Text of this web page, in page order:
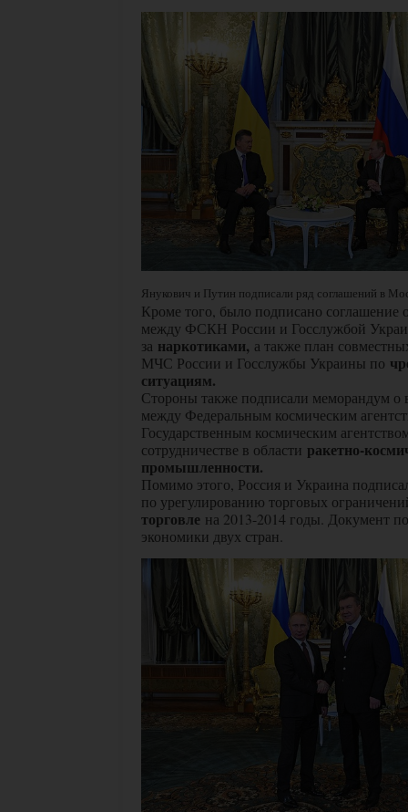
Янукович и Путин подписали ряд соглашений в
Кроме того, было подписано соглашение
между ФСКН России и Госслужбой
за наркотиками, а также план
МЧС России и Госслужбы Украины по
ситуациям.
Стороны также подписали меморандум о
между Федеральным космическим
Государственным космическим
сотрудничестве в области ракетно-
промышленности.
Помимо этого, Россия и Украина
по урегулированию торговых
торговле на 2013-2014 годы. Документ
экономики двух стран.